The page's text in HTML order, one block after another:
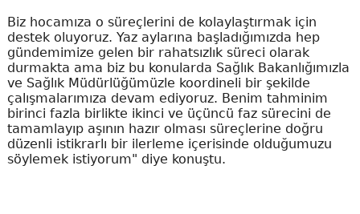
Biz hocamıza o süreçlerini de kolaylaştırmak için
destek oluyoruz. Yaz aylarına başladığımızda hep
gündemimize gelen bir rahatsızlık süreci olarak
durmakta ama biz bu konularda Sağlık Bakanlığımızla
ve Sağlık Müdürlüğümüzle koordineli bir şekilde
çalışmalarımıza devam ediyoruz. Benim tahminim
birinci fazla birlikte ikinci ve üçüncü faz sürecini de
tamamlayıp aşının hazır olması süreçlerine doğru
düzenli istikrarlı bir ilerleme içerisinde olduğumuzu
söylemek istiyorum" diye konuştu.